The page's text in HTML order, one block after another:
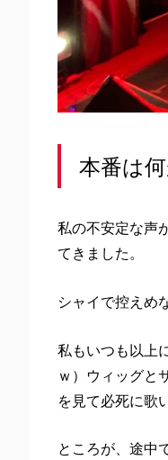
本番は
私の不安定な声
てきました。
シャイで控えめ
私もいつも以上
ｗ）ウィッグと
を見て必死に歌
ところが、途中